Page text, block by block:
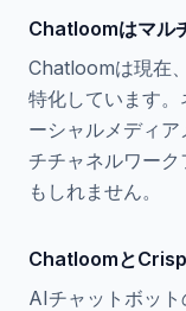
Chatloomはマル
Chatloomは現在
特化しています
ーシャルメディ
チチャネルワー
もしれません。
ChatloomとCrisp
AIチャットボット